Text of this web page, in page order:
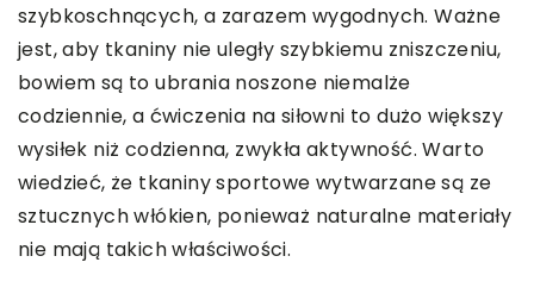
szybkoschnących, a zarazem wygodnych. Ważne
jest, aby tkaniny nie uległy szybkiemu zniszczeniu,
bowiem są to ubrania noszone niemalże
codziennie, a ćwiczenia na siłowni to dużo większy
wysiłek niż codzienna, zwykła aktywność. Warto
wiedzieć, że tkaniny sportowe wytwarzane są ze
sztucznych włókien, ponieważ naturalne materiały
nie mają takich właściwości.